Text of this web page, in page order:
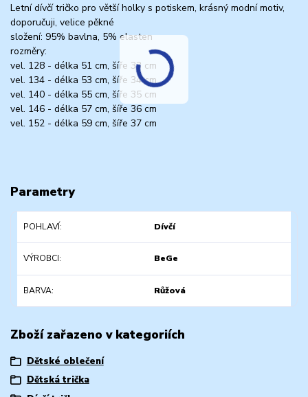
Letní dívčí tričko pro větší holky s potiskem, krásný modní motiv,
doporučuji, velice pěkné
složení: 95% bavlna, 5% elasten
rozměry:
vel. 128 - délka 51 cm, šíře 33 cm
vel. 134 - délka 53 cm, šíře 34 cm
vel. 140 - délka 55 cm, šíře 35 cm
vel. 146 - délka 57 cm, šíře 36 cm
vel. 152 - délka 59 cm, šíře 37 cm
Parametry
POHLAVÍ Dívčí
VÝROBCI BeGe
BARVA Růžová
Zboží zařazeno v kategoriích
Dětské oblečení
Dětská trička